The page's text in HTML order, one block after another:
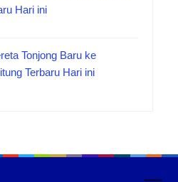
Hari ini
Tonjong Baru ke
Terbaru Hari ini